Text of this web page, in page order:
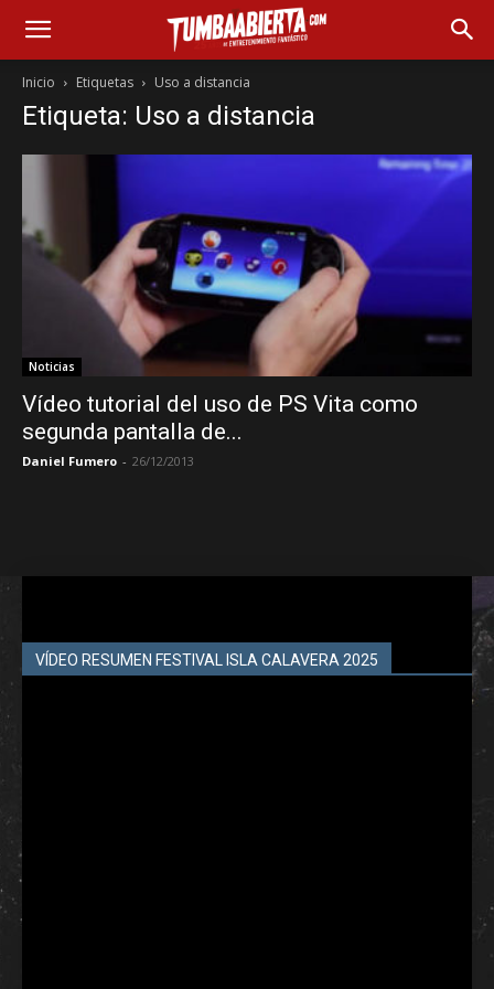
Inicio Etiquetas Uso a distancia
Etiqueta: Uso a distancia
Noticias
Vídeo tutorial del uso de PS Vita como
segunda pantalla de...
Daniel Fumero - 26/12/2013
VÍDEO RESUMEN FESTIVAL ISLA CALAVERA 2025